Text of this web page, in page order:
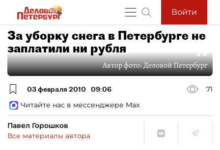
Войти
За уборку снега в Петербурге не
заплатили ни рубля
Автор фото:Деловой Петербург
03 февраля 2010 09:06
71
Читайте нас в мессенджере Max
Павел Горошков
Все материалы автора